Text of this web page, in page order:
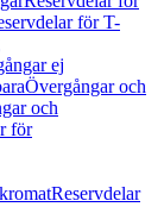
för T-
ej
Övergångar och
och
för
Reservdelar